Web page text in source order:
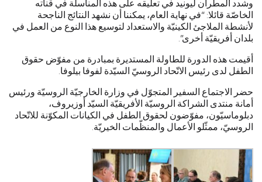
وشدد المطران ليونيد في تعليقه على هذه المناسلة في قناته
الخاصّة قائلا: “في نهاية العام، يمكننا أن نشهد النتائج الناجحة
لأنشطة الملاجئ الكينيّة والاستعداد لتوسيع هذا النوع من العمل في
بلدان أفريقيّة أخرى”.
أقيمت هذه الدورة للطاولة المستديرة بمبادرة من مفوّض حقوق
الطفل لدى رئيس الاتّحاد الروسيّ السيّدة لفوفا بيلوفا.
حضر الاجتماع السفير المتجوّل في وزارة الخارجيّة الروسيّة ورئيس
أمانة منتدى الشراكة الروسيّة الأفريقيّة السيّد أوزيروف،
دبلوماسيّون، مفوّضون لحقوق الطفل في الكيانات المكوّنة للاتّحاد
الروسيّ، ممثّلو الأعمال والمنظّمات الخيريّة.